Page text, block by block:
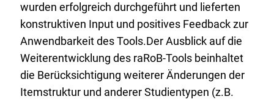
wurden erfolgreich durchgeführt und lieferten
konstruktiven Input und positives Feedback zur
Anwendbarkeit des Tools.Der Ausblick auf die
Weiterentwicklung des raRoB-Tools beinhaltet
die Berücksichtigung weiterer Änderungen der
Itemstruktur und anderer Studientypen (z.B.